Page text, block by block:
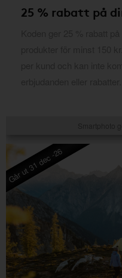
25 % rabatt på
Går ut 31 dec -26